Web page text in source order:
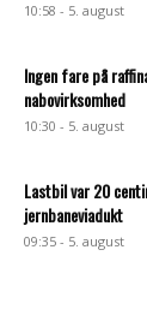
10:58 - 5. august
Ingen fare på
nabovirksomhed
10:30 - 5. august
Lastbil var 20
jernbaneviadukt
09:35 - 5. august